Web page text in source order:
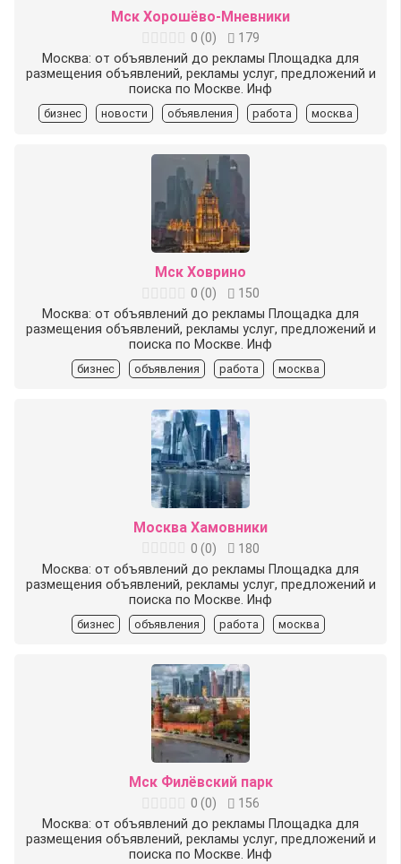
Мск Хорошёво-Мневники
0 (0)
179
Москва: от объявлений до рекламы Площадка для
размещения объявлений, рекламы услуг, предложений и
поиска по Москве. Инф
бизнес новости объявления работа москва
Мск Ховрино
0 (0)
150
Москва: от объявлений до рекламы Площадка для
размещения объявлений, рекламы услуг, предложений и
поиска по Москве. Инф
бизнес объявления работа москва
Москва Хамовники
0 (0)
180
Москва: от объявлений до рекламы Площадка для
размещения объявлений, рекламы услуг, предложений и
поиска по Москве. Инф
бизнес объявления работа москва
Мск Филёвский парк
0 (0)
156
Москва: от объявлений до рекламы Площадка для
размещения объявлений, рекламы услуг, предложений и
поиска по Москве. Инф